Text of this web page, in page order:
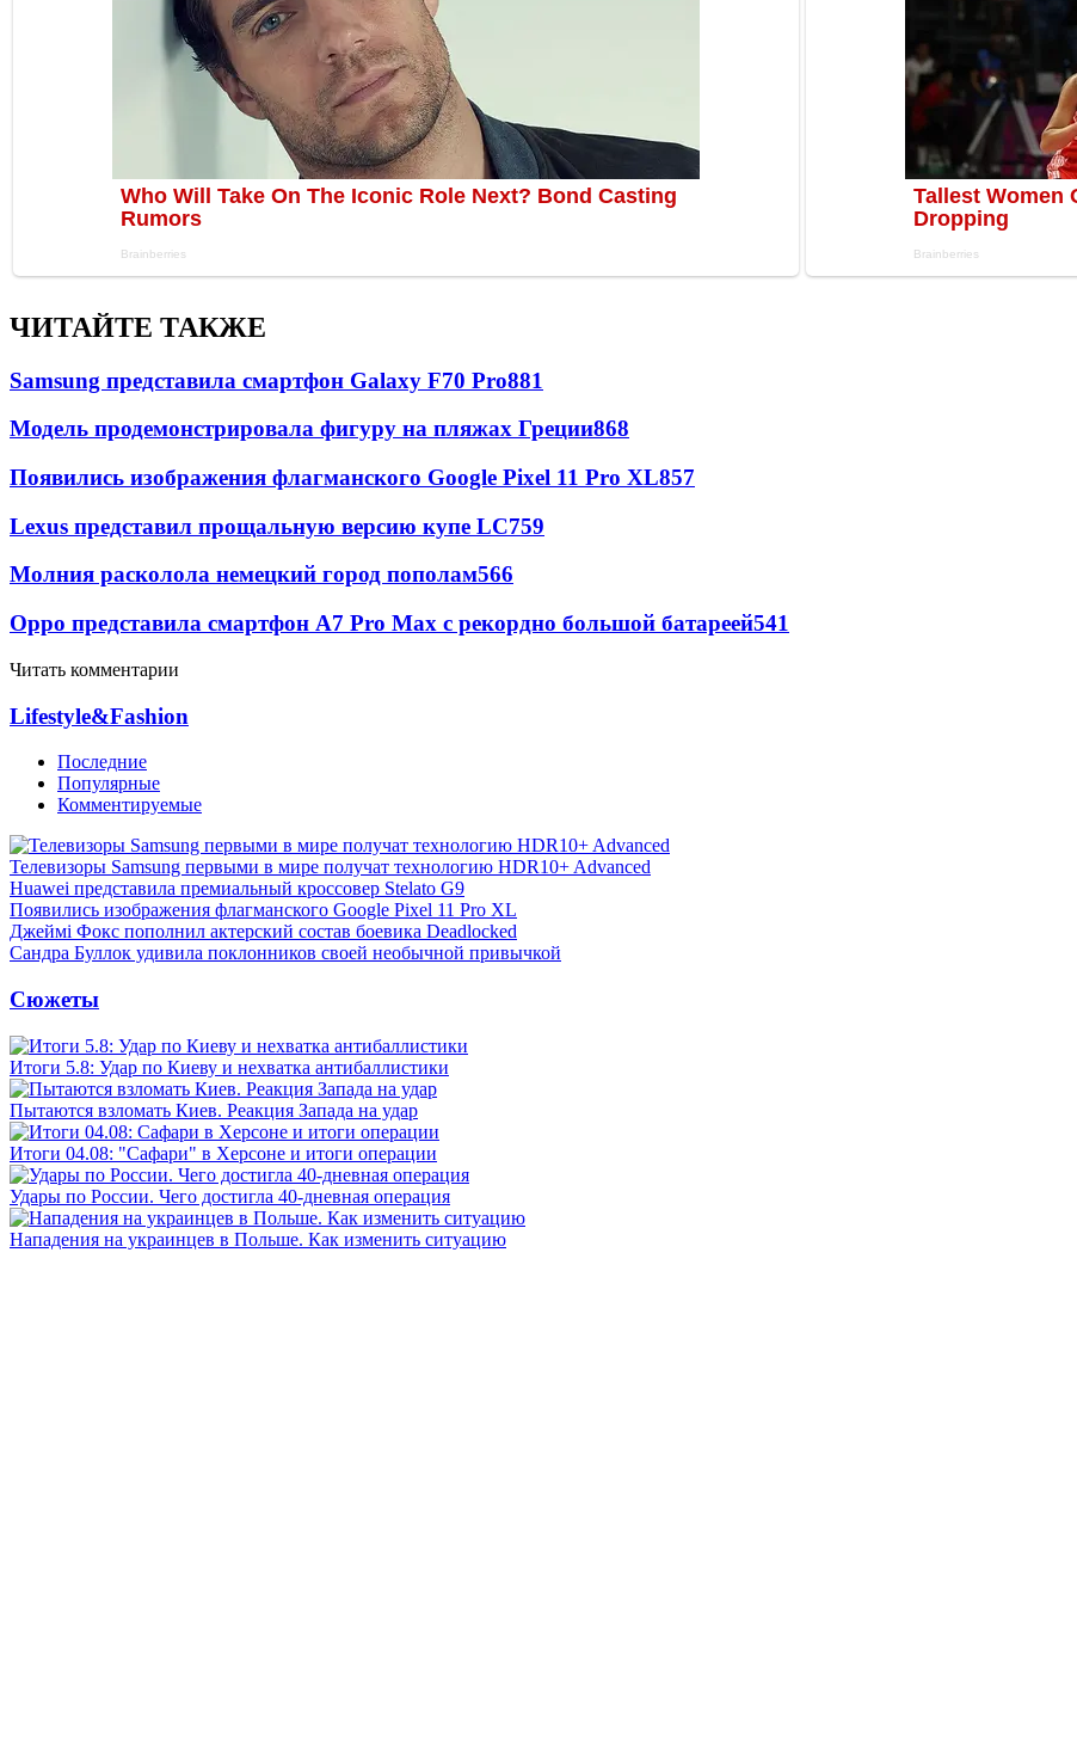
ЧИТАЙТЕ ТАКЖЕ
Samsung представила смартфон Galaxy F70 Pro881
Модель продемонстрировала фигуру на пляжах Греции868
Появились изображения флагманского Google Pixel 11 Pro XL857
Lexus представил прощальную версию купе LC759
Молния расколола немецкий город пополам566
Oppo представила смартфон A7 Pro Max с рекордно большой батареей541
Читать комментарии
Lifestyle&Fashion
Последние
Популярные
Комментируемые
Телевизоры Samsung первыми в мире получат технологию HDR10+ Advanced
Huawei представила премиальный кроссовер Stelato G9
Появились изображения флагманского Google Pixel 11 Pro XL
Джеймі Фокс пополнил актерский состав боевика Deadlocked
Сандра Буллок удивила поклонников своей необычной привычкой
Сюжеты
Итоги 5.8: Удар по Киеву и нехватка антибаллистики
Пытаются взломать Киев. Реакция Запада на удар
Итоги 04.08: "Сафари" в Херсоне и итоги операции
Удары по России. Чего достигла 40-дневная операция
Нападения на украинцев в Польше. Как изменить ситуацию